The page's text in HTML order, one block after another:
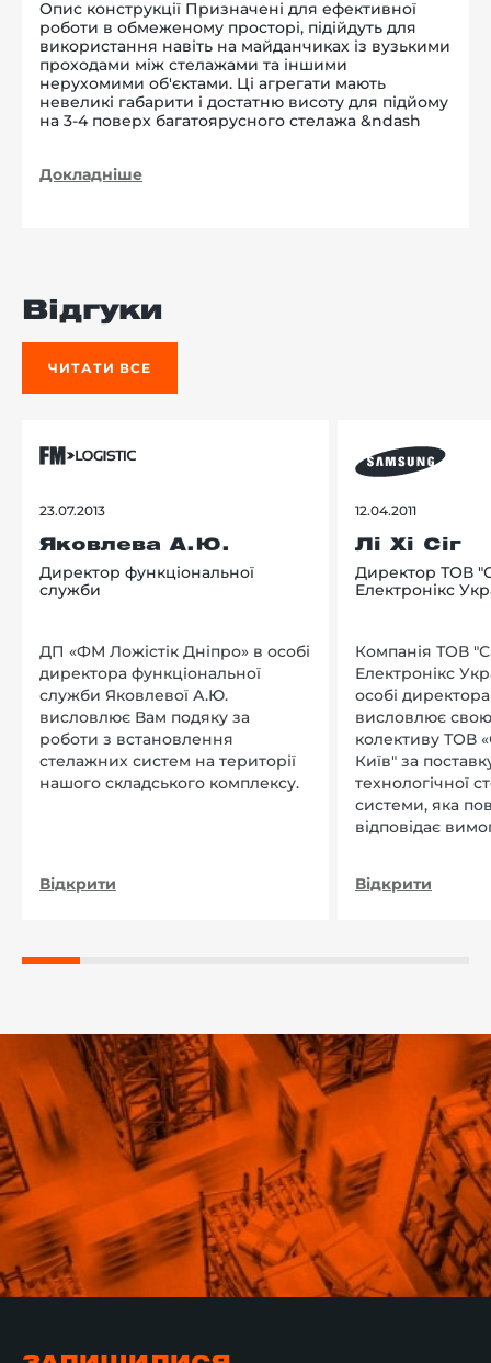
Опис конструкції Призначені для ефективної
роботи в обмеженому просторі, підійдуть для
використання навіть на майданчиках із вузькими
проходами між стелажами та іншими
нерухомими об'єктами. Ці агрегати мають
невеликі габарити і достатню висоту для підйому
на 3-4 поверх багатоярусного стелажа &ndash
Докладніше
Відгуки
ЧИТАТИ ВСЕ
23.07.2013
Яковлева А.Ю.
Директор функціональної
служби
ДП «ФМ Ложістік Дніпро» в особі
директора функціональної
служби Яковлевої А.Ю.
висловлює Вам подяку за
роботи з встановлення
стелажних систем на території
нашого складського комплексу.
Відкрити
12.04.2011
Лі Хі Сіг
Директор ТОВ
Електронікс
Компанія ТОВ
Електронікс
особі
висловлює
колективу ТОВ
Київ" за
технологічної
системи, яка
відповідає
Відкрити